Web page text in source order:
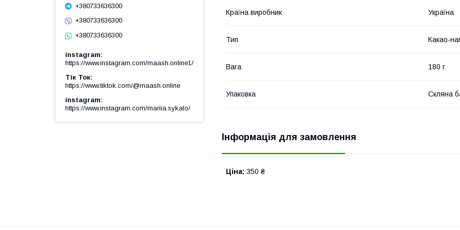
Країна виробник Україна
Тип Какао-
Вага 180 г
Упаковка Скляна
Інформація для замовлення
Ціна: 350 ₴
+380733636300
+380733636300
+380733636300
instagram
https://www.instagram.com/maash.online1/
Тік Ток
https://www.tiktok.com/@maash.online
instagram
https://www.instagram.com/mariia.sykalo/